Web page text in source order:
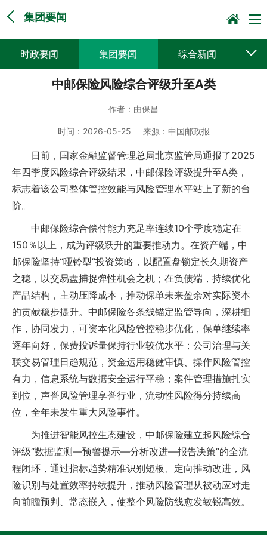
集团要闻
时政要闻 集团要闻 综合新闻
媒体聚焦 党建动态 普遍服务
企业文化
中邮保险风险综合评级升至A类
作者： 由保昌
时间： 2026-05-25 来源： 中国邮政报
日前，国家金融监督管理总局北京监管局通报了2025
年四季度风险综合评级结果，中邮保险评级提升至A类，
标志着该公司整体管控效能与风险管理水平站上了新的台
阶。
中邮保险综合偿付能力充足率连续10个季度稳定在
150％以上，成为评级跃升的重要推动力。在资产端，中
邮保险坚持“哑铃型”投资策略，以配置盘锁定长久期资产
之稳，以交易盘捕捉弹性机会之机；在负债端，持续优化
产品结构，主动压降成本，推动保单未来盈余对实际资本
的贡献稳步提升。中邮保险各条线锚定监管导向，深耕细
作，协同发力，可资本化风险管控稳步优化，保单继续率
逐年向好，保费投诉量保持行业较优水平；公司治理与关
联交易管理日趋规范，资金运用稳健审慎、操作风险管控
有力，信息系统与数据安全运行平稳；案件管理措施扎实
到位，声誉风险管理享誉行业，流动性风险得分持续高
位，全年未发生重大风险事件。
为推进智能风控生态建设，中邮保险建立起风险综合
评级“数据监测—预警提示—分析改进—报告决策”的全流
程闭环，通过指标趋势精准识别短板、定向推动改进，风
险识别与处置效率持续提升，推动风险管理从被动应对走
向前瞻预判、常态嵌入，使整个风险防线愈发敏锐高效。